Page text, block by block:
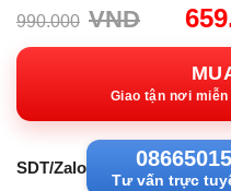
990.000 VND
Giá
Giao tận nơi
SDT/Zalo
Tư vấn trực